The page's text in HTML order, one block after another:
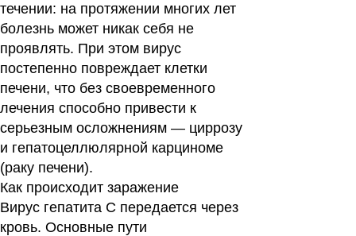
течении: на протяжении многих лет
болезнь может никак себя не
проявлять. При этом вирус
постепенно повреждает клетки
печени, что без своевременного
лечения способно привести к
серьезным осложнениям — циррозу
и гепатоцеллюлярной карциноме
(раку печени).
Как происходит заражение
Вирус гепатита C передается через
кровь. Основные пути